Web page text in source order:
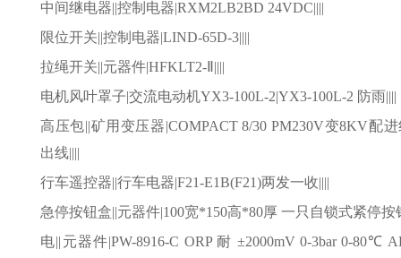
中间继电器||控制电器|RXM2LB2BD 24VDC||||
限位开关||控制电器|LIND-65D-3||||
拉绳开关||元器件|HFKLT2-Ⅱ||||
电机风叶罩子|交流电动机YX3-100L-2|YX3-100L-2 防雨||||
高压包||矿用变压器|COMPACT 8/30 PM230V变8KV配
出线||||
行车遥控器||行车电器|F21-E1B(F21)两发一收||||
急停按钮盒||元器件|100宽*150高*80厚 一只自锁式紧停按
电||元器件|PW-8916-C ORP 耐 ±2000mV 0-3bar 0-80℃